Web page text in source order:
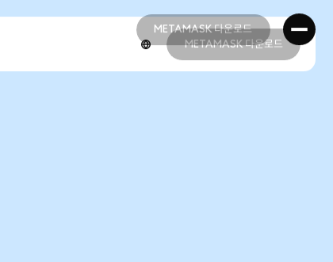
METAMASK 다운로드
METAMASK 다운로드
METAMASK 다운로드